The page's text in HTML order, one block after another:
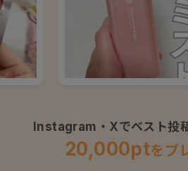
Instagram・Xでベスト投
20,000ptをプ